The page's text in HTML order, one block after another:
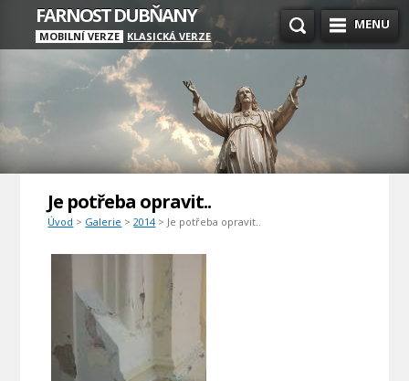
MENU
FARNOST DUBŇANY
MOBILNÍ VERZE KLASICKÁ VERZE
Je potřeba opravit..
Úvod > Galerie >2014> Je potřeba opravit..